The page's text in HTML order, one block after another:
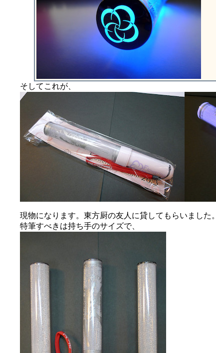
そしてこれが、
現物になります。東方厨の友人に貸してもらいました。
特筆すべきは持ち手のサイズで、